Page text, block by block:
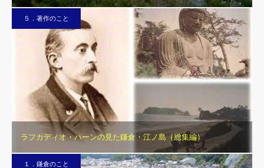
５．著作のこと
ラフカディオ・ハーンの見た鎌倉・江ノ島（総集編）
１．鎌倉のこと